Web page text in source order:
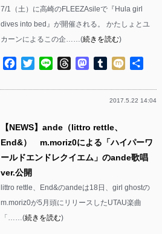
7/1（土）に高崎のFLEEZAsileで『Hula girl
dives into bed』が開催される。 かたしょとユ
カーンによるこの企……(続きを読む)
Facebook
TwitterLine ThreadsMastodon
Tumblr
Mixi
2017.5.22 14:04
【NEWS】ande（littro rettle、
End&） m.moriz0による「ハイパーワ
ールドエンドレクイエム」のande歌唱
ver.公開
littro rettle、End&のandeは18日、girl ghostの
m.moriz0が5月頭にリリースしたUTAU楽曲
「……(続きを読む)